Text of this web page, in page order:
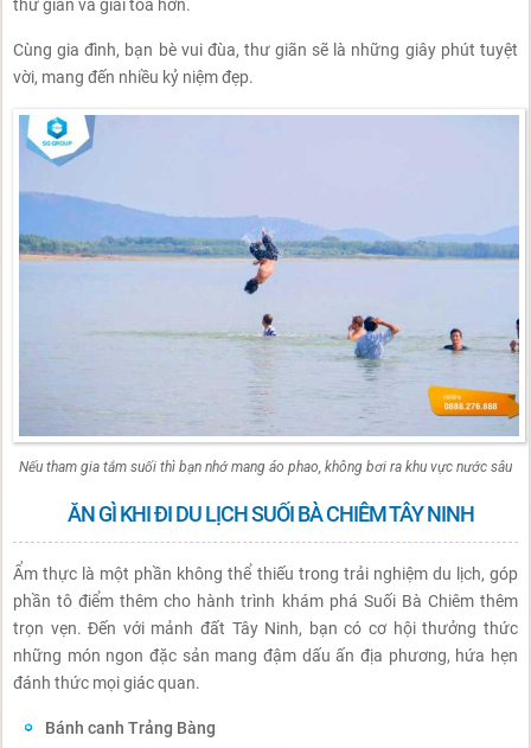
thư giãn và giải tỏa hơn.
Cùng gia đình, bạn bè vui đùa, thư giãn sẽ là những giây phút tuyệt
vời, mang đến nhiều kỷ niệm đẹp.
Nếu tham gia tắm suối thì bạn nhớ mang áo phao, không bơi ra khu vực nước sâu
ĂN GÌ KHI ĐI DU LỊCH SUỐI BÀ CHIÊM TÂY NINH
Ẩm thực là một phần không thể thiếu trong trải nghiệm du lịch, góp
phần tô điểm thêm cho hành trình khám phá Suối Bà Chiêm thêm
trọn vẹn. Đến với mảnh đất Tây Ninh, bạn có cơ hội thưởng thức
những món ngon đặc sản mang đậm dấu ấn địa phương, hứa hẹn
đánh thức mọi giác quan.
Bánh canh Trảng Bàng